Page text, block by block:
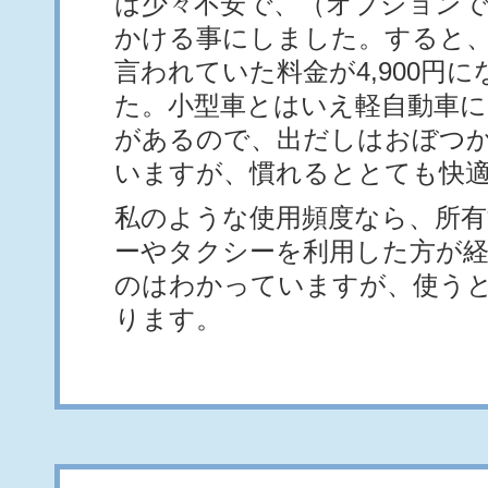
かける事にしました。すると
言われていた料金が4,900円に
た。小型車とはいえ軽自動車
があるので、出だしはおぼつ
いますが、慣れるととても快
私のような使用頻度なら、所
ーやタクシーを利用した方が
のはわかっていますが、使う
ります。